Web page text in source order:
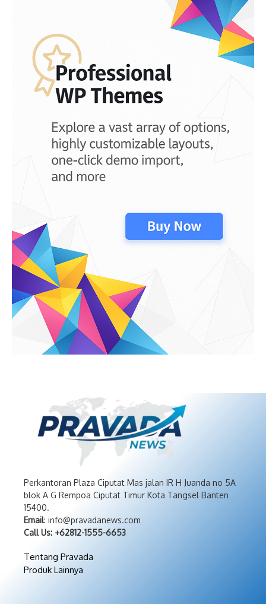
Perkantoran Plaza Ciputat Mas jalan IR H Juanda no 5A
blok A G Rempoa Ciputat Timur Kota Tangsel Banten
15400.
Email: info@pravadanews.com
Call Us: +62812-1555-6653
Tentang Pravada
Produk Lainnya